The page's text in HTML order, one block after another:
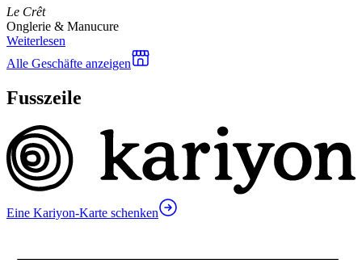
Le Crêt
Onglerie & Manucure
Weiterlesen
Alle Geschäfte anzeigen
Fusszeile
Eine Kariyon-Karte schenken